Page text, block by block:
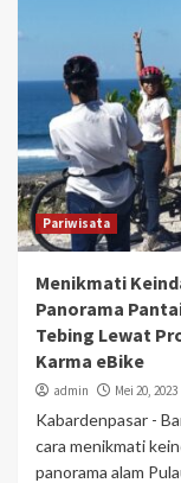
Pariwisata
Menikmati
Panorama
Tebing Lewat
Karma eBike
admin Mei 20, 2023
Kabardenpasar -
cara menikmati
panorama alam